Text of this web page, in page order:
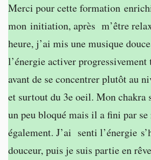
Merci pour cette formation
mon initiation, après m’être
heure, j’ai mis une musique
l’énergie activer progressivement
avant de se concentrer plutôt au
et surtout du 3e oeil. Mon chakra
un peu bloqué mais il a fini par se
également. J’ai senti l’énergie
douceur, puis je suis partie en